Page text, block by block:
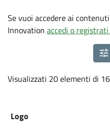
Se vuoi accedere ai
Innovation accedi o
Visualizzati 20 elementi di